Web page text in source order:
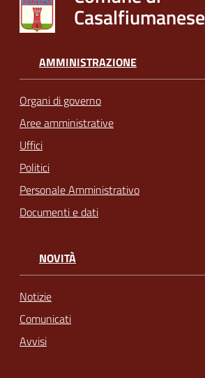
Casalfiumanese
AMMINISTRAZIONE
Organi di governo
Aree amministrative
Uffici
Politici
Personale Amministrativo
Documenti e dati
NOVITÀ
Notizie
Comunicati
Avvisi